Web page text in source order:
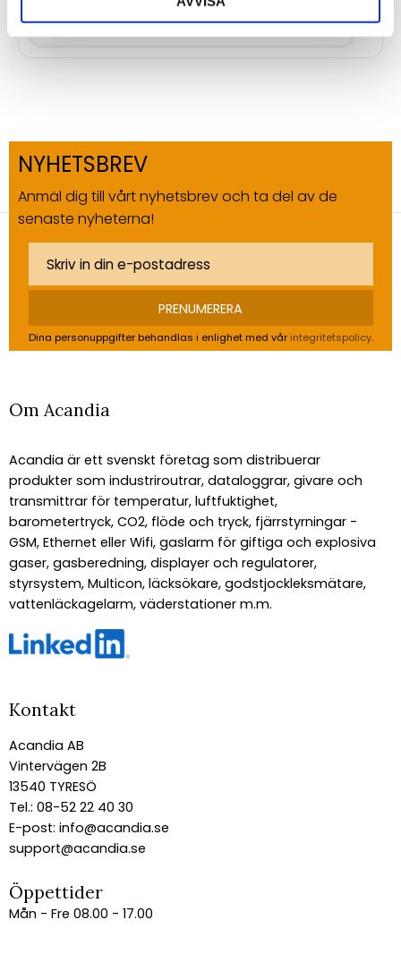
NYHETSBREV
Anmäl dig till vårt nyhetsbrev och ta del av de
senaste nyheterna!
PRENUMERERA
Dina personuppgifter behandlas i enlighet med vår integritetspolicy.
Om Acandia
Acandia är ett svenskt företag som distribuerar
produkter som industriroutrar, dataloggrar, givare och
transmittrar för temperatur, luftfuktighet,
barometertryck, CO2, flöde och tryck, fjärrstyrningar -
GSM, Ethernet eller Wifi, gaslarm för giftiga och explosiva
gaser, gasberedning, displayer och regulatorer,
styrsystem, Multicon, läcksökare, godstjockleksmätare,
vattenläckagelarm, väderstationer m.m.
Kontakt
Acandia AB
Vintervägen 2B
13540 TYRESÖ
Tel.: 08-52 22 40 30
E-post: info@acandia.se
support@acandia.se
Öppettider
Mån - Fre 08.00 - 17.00